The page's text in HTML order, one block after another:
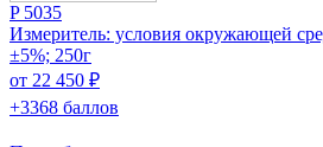
P 5035
Измеритель: условия окружающей
±5%; 250г
от 22 450 ₽
+3368 баллов